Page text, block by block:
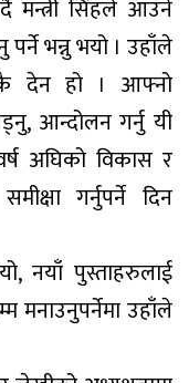
मन्त्री सिंहले आउने
भन्नु भयो । उहाँले
देन हो । आफ्नो
आन्दोलन गर्नु यी
अघिको विकास र
गर्नुपर्ने दिन
नयाँ पुस्ताहरुलाई
मनाउनुपर्नेमा उहाँले